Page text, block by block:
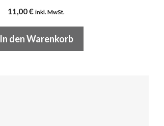
11,00€ inkl. MwSt.
In den Warenkorb